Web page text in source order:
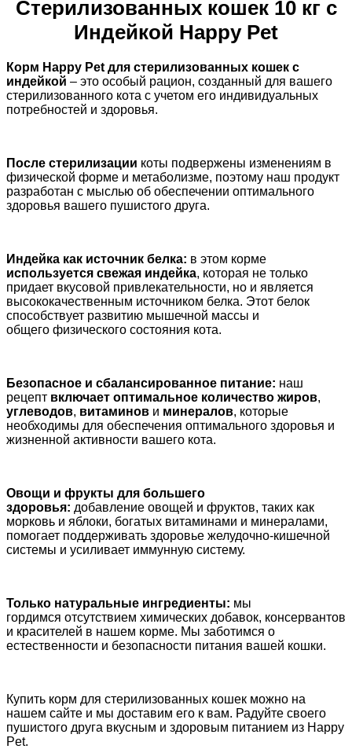
Стерилизованных кошек 10 кг с
Индейкой Happy Pet
Корм Happy Pet для стерилизованных кошек с
индейкой – это особый рацион, созданный для вашего
стерилизованного кота с учетом его индивидуальных
потребностей и здоровья.
После стерилизации коты подвержены изменениям в
физической форме и метаболизме, поэтому наш продукт
разработан с мыслью об обеспечении оптимального
здоровья вашего пушистого друга.
Индейка как источник белка: в этом корме
используется свежая индейка, которая не только
придает вкусовой привлекательности, но и является
высококачественным источником белка. Этот белок
способствует развитию мышечной массы и
общего физического состояния кота.
Безопасное и сбалансированное питание: наш
рецепт включает оптимальное количество жиров,
углеводов, витаминов и минералов, которые
необходимы для обеспечения оптимального здоровья и
жизненной активности вашего кота.
Овощи и фрукты для большего
здоровья: добавление овощей и фруктов, таких как
морковь и яблоки, богатых витаминами и минералами,
помогает поддерживать здоровье желудочно-кишечной
системы и усиливает иммунную систему.
Только натуральные ингредиенты: мы
гордимся отсутствием химических добавок, консервантов
и красителей в нашем корме. Мы заботимся о
естественности и безопасности питания вашей кошки.
Купить корм для стерилизованных кошек можно на
нашем сайте и мы доставим его к вам. Радуйте своего
пушистого друга вкусным и здоровым питанием из Happy
Pet.